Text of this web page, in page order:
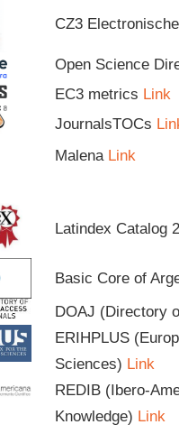
CZ3
Open Science
EC3 metrics Link
JournalsTOCs
Malena Link
Latindex Catalog
Basic Core of
DOAJ (Directory
ERIHPLUS
Sciences) Link
REDIB (Ibero-
Knowledge) Link